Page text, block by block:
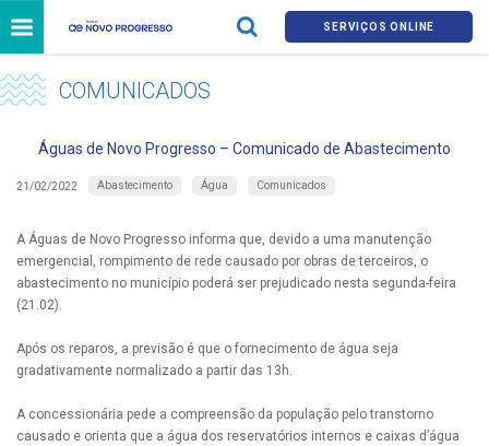
SERVIÇOS ONLINE
COMUNICADOS
Águas de Novo Progresso – Comunicado de Abastecimento
21/02/2022 Abastecimento Água Comunicados
A Águas de Novo Progresso informa que, devido a uma manutenção
emergencial, rompimento de rede causado por obras de terceiros, o
abastecimento no município poderá ser prejudicado nesta segunda-feira
(21.02).
Após os reparos, a previsão é que o fornecimento de água seja
gradativamente normalizado a partir das 13h.
A concessionária pede a compreensão da população pelo transtorno
causado e orienta que a água dos reservatórios internos e caixas d’água